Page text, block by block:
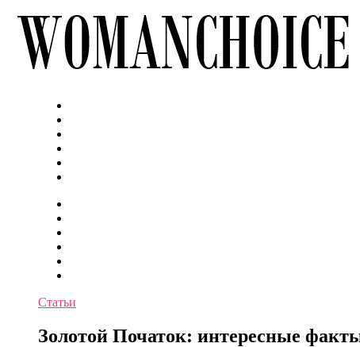
Статьи
Золотой Початок: интересные